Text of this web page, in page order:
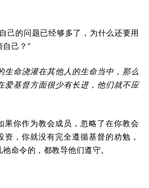
己的问题已经够多了，为什么还要用
己？”
生命浇灌在其他人的生命当中，那么
爱基督方面很少有长进，他们就不应
果你作为教会成员，忽略了在你教会
资，你就没有完全遵循基督的劝勉，
命令的，都教导他们遵守。